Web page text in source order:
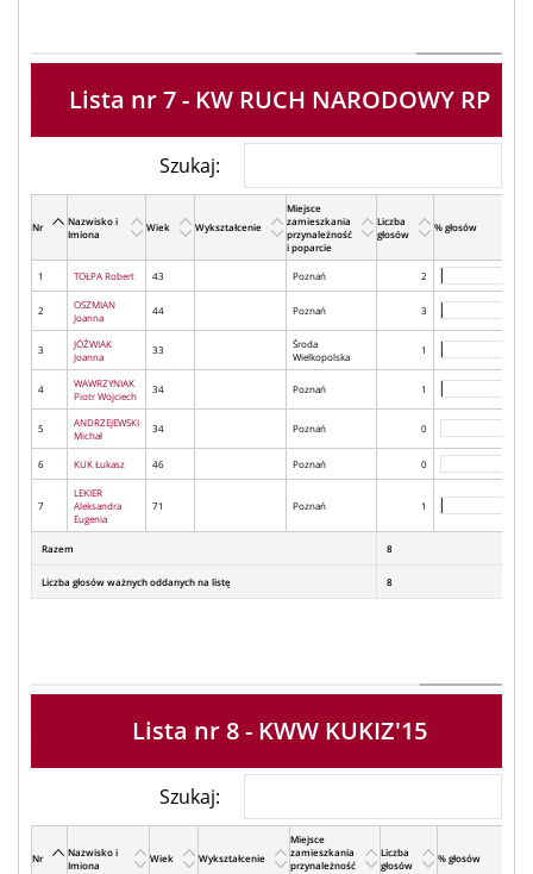
Lista nr 7 - KW RUCH NARODOWY RP
Szukaj:
Nr
Nazwisko i
Imiona
Wiek Wykształcenie
Miejsce
zamieszkania
przynależność
i poparcie
Liczba
głosów
% głosów
1 TOŁPA Robert 43 Poznań 2
2
OSZMIAN
Joanna
44 Poznań 3
3
JÓŹWIAK
Joanna
33
Środa
Wielkopolska
1
4
WAWRZYNIAK
Piotr Wojciech
34 Poznań 1
5
ANDRZEJEWSKI
Michał
34 Poznań 0
6 KUK Łukasz 46 Poznań 0
7
LEKIER
Aleksandra
Eugenia
71 Poznań 1
Razem 8
Liczba głosów ważnych oddanych na listę 8
Lista nr 8 - KWW KUKIZ'15
Szukaj:
Nr
Nazwisko i
Imiona
Wiek Wykształcenie
Miejsce
zamieszkania
przynależność
Liczba
głosów
% głosów